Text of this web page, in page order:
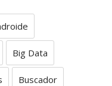
Big Data
Buscador